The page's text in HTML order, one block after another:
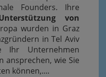
Founders. Ihre
von
wurden in Graz
in Tel Aviv
Ihr Unternehmen
ansprechen, wie Sie
können,....